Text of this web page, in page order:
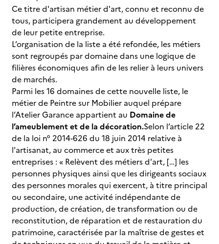
Ce titre d'artisan métier d'art, connu et reconnu de
tous, participera grandement au développement
de leur petite entreprise.
L’organisation de la liste a été refondée, les métiers
sont regroupés par domaine dans une logique de
filières économiques afin de les relier à leurs univers
de marchés.
Parmi les 16 domaines de cette nouvelle liste, le
métier de Peintre sur Mobilier auquel prépare
l’Atelier Garance appartient au Domaine de
l’ameublement et de la décoration.Selon l’article 22
de la loi n° 2014-626 du 18 juin 2014 relative à
l'artisanat, au commerce et aux très petites
entreprises : « Relèvent des métiers d'art, […] les
personnes physiques ainsi que les dirigeants sociaux
des personnes morales qui exercent, à titre principal
ou secondaire, une activité indépendante de
production, de création, de transformation ou de
reconstitution, de réparation et de restauration du
patrimoine, caractérisée par la maîtrise de gestes et